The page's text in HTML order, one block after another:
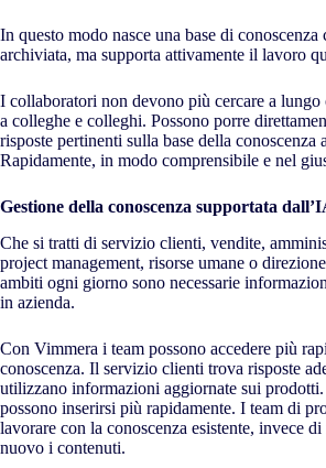
In questo modo nasce una base di
archiviata, ma supporta attivamente il lavoro
I collaboratori non devono più cercare a
a colleghe e colleghi. Possono porre
risposte pertinenti sulla base della conoscenza
Rapidamente, in modo comprensibile e nel
Gestione della conoscenza supportata
Che si tratti di servizio clienti, vendite,
project management, risorse umane o
ambiti ogni giorno sono necessarie
in azienda.
Con Vimmera i team possono accedere più
conoscenza. Il servizio clienti trova risposte
utilizzano informazioni aggiornate sui
possono inserirsi più rapidamente. I team di
lavorare con la conoscenza esistente, invece
nuovo i contenuti.